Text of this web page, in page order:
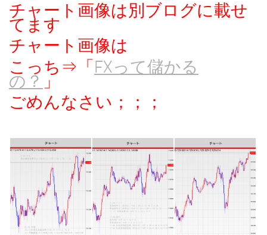
チャート画像は別ブログに載せ
てます
チャート画像は
こっち⇒「FXって儲かる
の？ 」
ごめんなさい；；；